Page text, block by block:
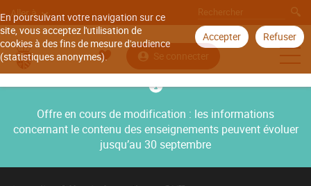
En poursuivant votre navigation sur ce
site, vous acceptez l'utilisation de
cookies à des fins de mesure d'audience
(statistiques anonymes).
Accepter Refuser
Aller à
Se connecter
Offre en cours de modification : les informations
concernant le contenu des enseignements peuvent évoluer
jusqu’au 30 septembre